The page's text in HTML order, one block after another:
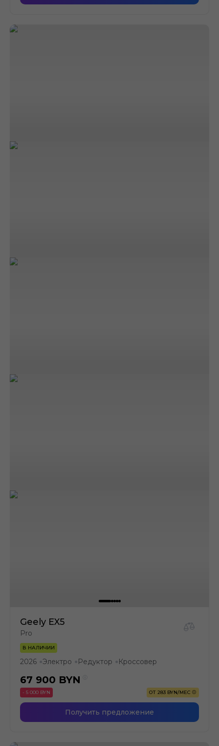
Geely EX5
Pro
В НАЛИЧИИ
2026 ●Электро ● Редуктор ● Кроссовер
67 900 BYN
- 5 000 BYN ОТ 283 BYN/МЕС
Получить предложение